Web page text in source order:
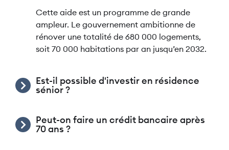
Cette aide est un programme de grande
ampleur. Le gouvernement ambitionne de
rénover une totalité de 680 000 logements,
soit 70 000 habitations par an jusqu’en 2032.
Est-il possible d'investir en résidence
sénior ?
Peut-on faire un crédit bancaire après
70 ans ?